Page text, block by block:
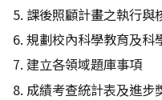
課後照顧計畫之執行與
規劃校內科學教育及科
建立各領域題庫事項
成績考查統計表及進步